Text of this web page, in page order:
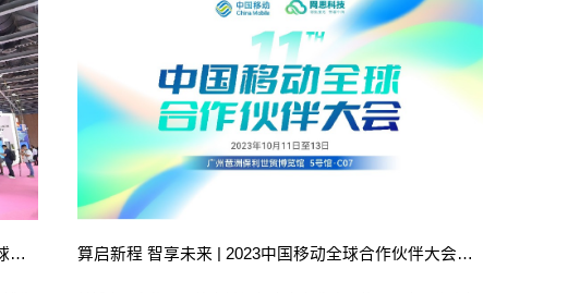
网思科技携5G+智慧解决方案闪耀2023中国移动全球合作伙伴大会 算启新程 智享未来 | 2023中国移动全球合作伙伴大会即将开幕